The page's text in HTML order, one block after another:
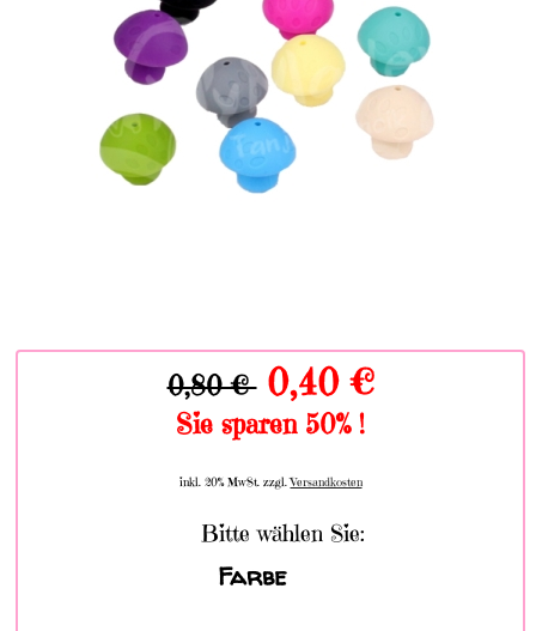
0,80 € 0,40 €
Sie sparen 50% !
inkl. 20% MwSt. zzgl.Versandkosten
Bitte wählen Sie:
Farbe